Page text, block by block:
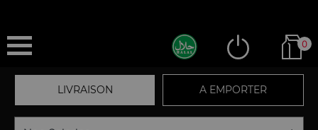
0
LIVRAISON A EMPORTER